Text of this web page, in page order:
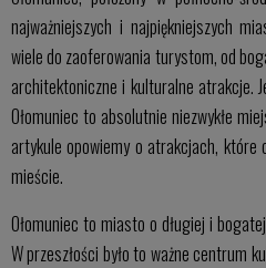
najważniejszych i najpiękniejszych
wiele do zaoferowania turystom, od
architektoniczne i kulturalne atrakcje.
Ołomuniec to absolutnie niezwykłe
artykule opowiemy o atrakcjach, które
mieście.
Ołomuniec to miasto o długiej i
W przeszłości było to ważne centrum